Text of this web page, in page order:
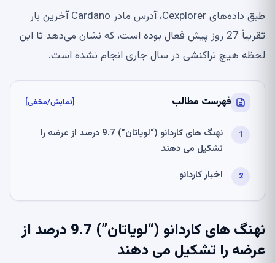
طبق داده‌های Cexplorer، آدرس مادر Cardano آخرین بار
تقریباً 27 روز پیش فعال بوده است، که نشان می‌دهد تا این
لحظه هیچ تراکنشی در سال جاری انجام نشده است.
فهرست مطالب [نمایش/مخفی]
نهنگ های کاردانو (“لویاتان”) 9.7 درصد از عرضه را
تشکیل می دهند
اخبار کاردانو
نهنگ های کاردانو (“لویاتان”) 9.7 درصد از
عرضه را تشکیل می دهند